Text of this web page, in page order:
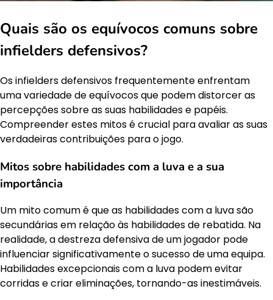
Quais são os equívocos comuns sobre
infielders defensivos?
Os infielders defensivos frequentemente enfrentam
uma variedade de equívocos que podem distorcer as
percepções sobre as suas habilidades e papéis.
Compreender estes mitos é crucial para avaliar as suas
verdadeiras contribuições para o jogo.
Mitos sobre habilidades com a luva e a sua
importância
Um mito comum é que as habilidades com a luva são
secundárias em relação às habilidades de rebatida. Na
realidade, a destreza defensiva de um jogador pode
influenciar significativamente o sucesso de uma equipa.
Habilidades excepcionais com a luva podem evitar
corridas e criar eliminações, tornando-as inestimáveis.